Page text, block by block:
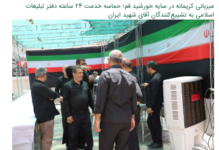
میزبانی کریمانه در سایه خورشید قم؛ حماسه خدمت ۲۴ ساعته دفتر تبلیغات
اسلامی به تشییع‌کنندگان آقای شهید ایران